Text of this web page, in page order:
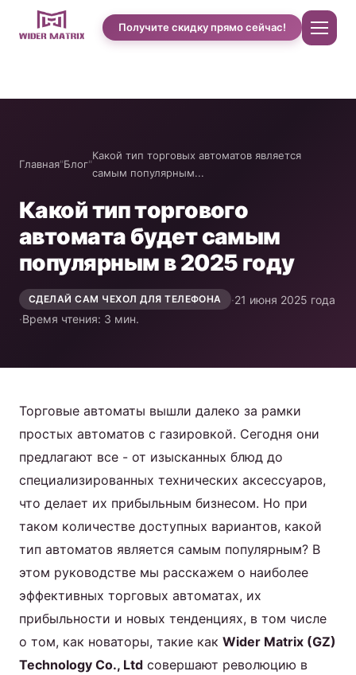
Главная
Магазин
Case studies of Cotton Candy
Автомат по продаже чехлов для телефонов
коктейлей
Продукт
Свяжитесь с нами
Russian
English
Spanish
Получите скидку прямо сейчас!
Главная"Блог"
Какой тип торговых автоматов является
самым популярным...
Какой тип торгового
автомата будет самым
популярным в 2025 году
СДЕЛАЙ САМ ЧЕХОЛ ДЛЯ ТЕЛЕФОНА ·21 июня 2025 года
·Время чтения: 3 мин.
Торговые автоматы вышли далеко за рамки
простых автоматов с газировкой. Сегодня они
предлагают все - от изысканных блюд до
специализированных технических аксессуаров,
что делает их прибыльным бизнесом. Но при
таком количестве доступных вариантов, какой
тип автоматов является самым популярным? В
этом руководстве мы расскажем о наиболее
эффективных торговых автоматах, их
прибыльности и новых тенденциях, в том числе
о том, как новаторы, такие как Wider Matrix (GZ)
Technology Co., Ltd совершают революцию в